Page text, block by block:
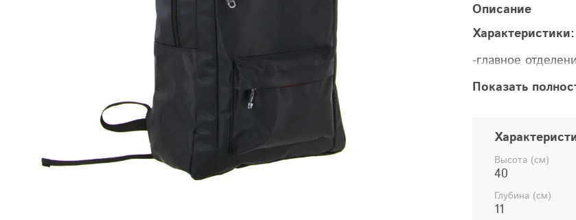
Описание
Характеристики:
-главное
-карманы для
-регулируемые
Показать
Высота (см)
40
Глубина (см)
11